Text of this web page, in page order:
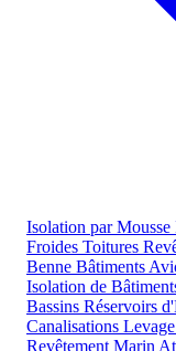
Isolation par Mousse
Froides Toitures
Benne Bâtiments
Isolation de
Bassins Réservoirs
Canalisations
Revêtement Marin